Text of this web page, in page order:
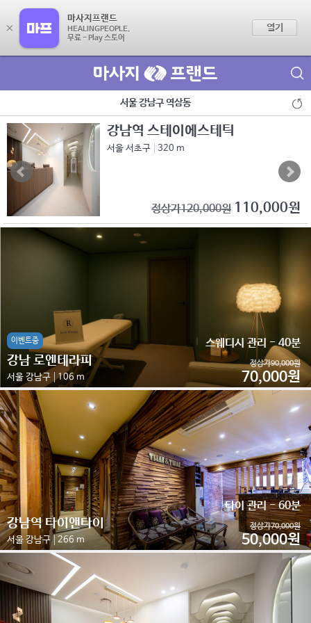
서울 강남구 역삼동
강남역 스테이에스테틱
서울 서초구 320 m
정상가120,000원 110,000원
강남 로엔테라피
서울 강남구 106 m
이벤트중 스웨디시 관리 - 40분
정상가90,000원
70,000원
강남역 타이앤타이
서울 강남구 266 m
타이 관리 - 60분
정상가70,000원
50,000원
×
마사지프랜드
HEALINGPEOPLE.
무료 - Play 스토어
열기